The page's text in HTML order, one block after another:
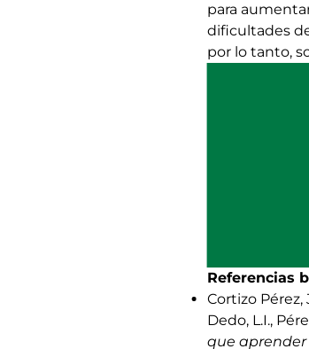
para
dificultades
por lo tanto,
Referencias
Cortizo Pérez,
Dedo, L.I.,
que aprender